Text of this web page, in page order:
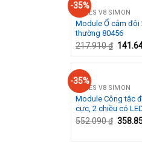
-35%
SERIES V8 SIMON
Module Ổ cắm đôi
thường 80456
217.910₫
-35%
SERIES V8 SIMON
Module Công tắc
cực, 2 chiều có
552.090₫